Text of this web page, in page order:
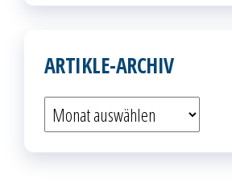
ARTIKLE-ARCHIV
Artikle-